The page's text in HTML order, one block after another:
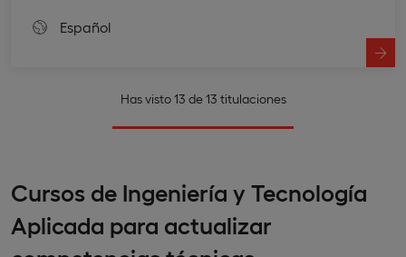
Español
Has visto 13 de 13 titulaciones
Cursos de Ingeniería y Tecnología
Aplicada para actualizar